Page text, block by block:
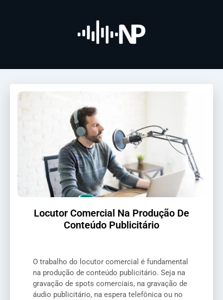
Locutor Comercial Na Produção De
Conteúdo Publicitário
O trabalho do locutor comercial é fundamental
na produção de conteúdo publicitário. Seja na
gravação de spots comerciais, na gravação de
áudio publicitário, na espera telefônica ou no